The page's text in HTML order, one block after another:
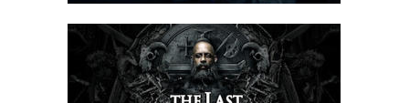
Riddick combatte contro il Lord Marshal di fronte al suo esercito,
ma ha la meglio grazie ai suoi poteri soprannaturali. Quando
sembra che Riddick stia per essere ucciso, Kyra trafigge il Lord
Marshal alla schiena con una lancia e lui la colpisce con una